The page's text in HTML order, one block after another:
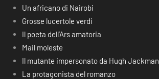
Un africano di Nairobi
Grosse lucertole verdi
Il poeta dell’Ars amatoria
Mail moleste
Il mutante impersonato da Hugh Jackman
La protagonista del romanzo